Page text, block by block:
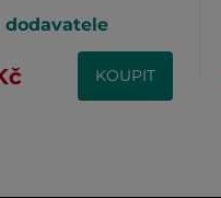
dodavatele
KOUPIT